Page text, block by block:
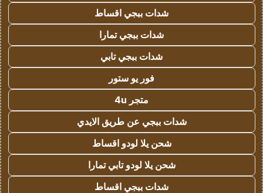
شدات ببجي اقساط
شدات ببجي تمارا
شدات ببجي تابي
فور يو ستور
متجر 4u
شدات ببجي عن طريق الايدي
شحن يلا لودو اقساط
شحن يلا لودو تابي تمارا
شدات ببجي اقساط